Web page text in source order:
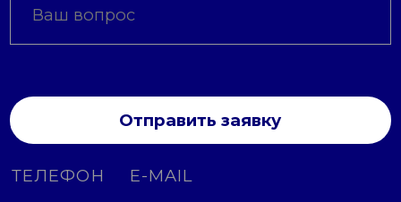
Отправить заявку
ТЕЛЕФОН E-MAIL